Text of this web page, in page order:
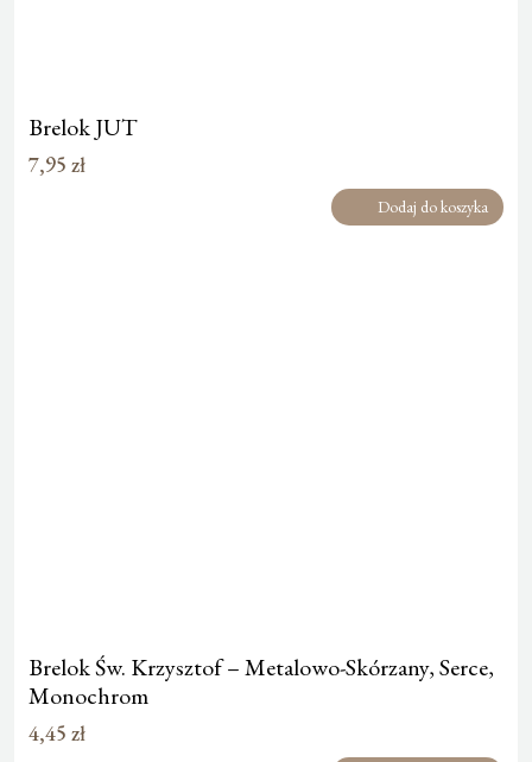
Brelok JUT
7,95 zł
Dodaj do koszyka
Brelok Św. Krzysztof – Metalowo-Skórzany, Serce,
Monochrom
4,45 zł